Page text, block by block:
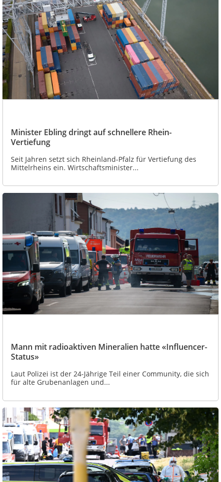
Minister Ebling dringt auf schnellere Rhein-
Vertiefung
Seit Jahren setzt sich Rheinland-Pfalz für Vertiefung des
Mittelrheins ein. Wirtschaftsminister...
Mann mit radioaktiven Mineralien hatte «Influencer-
Status»
Laut Polizei ist der 24-Jährige Teil einer Community, die sich
für alte Grubenanlagen und...